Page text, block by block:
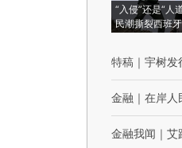
“入侵”还是“人
民潮撕裂西班
特稿 ｜ 宇树发
金融 ｜ 在岸人
金融我闻 ｜ 艾